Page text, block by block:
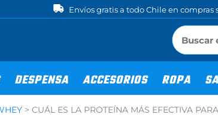
Envíos gratis a todo Chile en compras
DESPENSA ACCESORIOS ROPA
> CUÁL ES LA PROTEÍNA MÁS EFECTIVA